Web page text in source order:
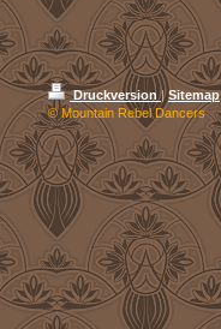
Druckversion| Sitemap
© Mountain Rebel Dancers